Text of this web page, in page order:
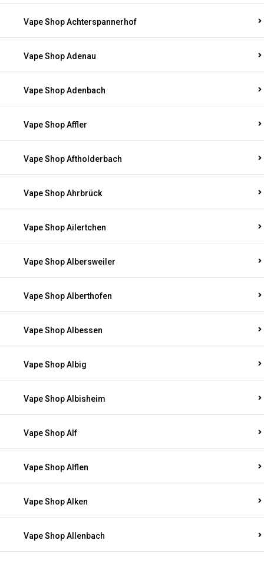
Vape Shop Achterspannerhof
Vape Shop Adenau
Vape Shop Adenbach
Vape Shop Affler
Vape Shop Aftholderbach
Vape Shop Ahrbrück
Vape Shop Ailertchen
Vape Shop Albersweiler
Vape Shop Alberthofen
Vape Shop Albessen
Vape Shop Albig
Vape Shop Albisheim
Vape Shop Alf
Vape Shop Alflen
Vape Shop Alken
Vape Shop Allenbach